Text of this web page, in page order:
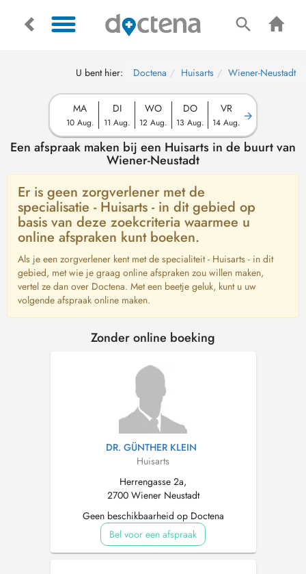
U bent hier: Doctena Huisarts Wiener-Neustadt
MA
10 Aug.
DI
11 Aug.
WO
12 Aug.
DO
13 Aug.
VR
14 Aug.
Een afspraak maken bij een Huisarts in de buurt van
Wiener-Neustadt
Er is geen zorgverlener met de
specialisatie - Huisarts - in dit gebied op
basis van deze zoekcriteria waarmee u
online afspraken kunt boeken.
Als je een zorgverlener kent met de specialiteit - Huisarts - in dit
gebied, met wie je graag online afspraken zou willen maken,
vertel ze dan over Doctena. Met een beetje geluk, kunt u uw
volgende afspraak online maken.
Zonder online boeking
DR. GÜNTHER KLEIN
Huisarts
Herrengasse 2a,
2700 Wiener Neustadt
Geen beschikbaarheid op Doctena
Bel voor een afspraak